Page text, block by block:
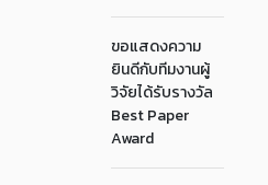
ขอแสดงความ
ยินดีกับทีมงานผู้
วิจัยได้รับรางวัล
Best Paper
Award